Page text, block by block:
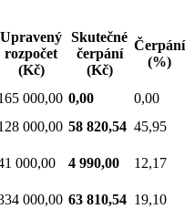
Upravený
rozpočet
(Kč)
Skutečné
čerpání
(Kč)
Čerpání
(%)
000,00 0,00
0,00
000,00 58 820,54 45,95
000,00 4 990,00 12,17
000,00 63 810,54 19,10